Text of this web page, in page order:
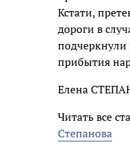
Кстати,
дороги в
прибытия
Елена
Читать все
Степанова